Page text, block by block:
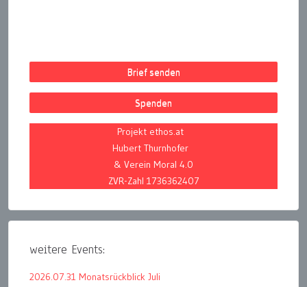
Brief senden
Spenden
Projekt ethos.at
Hubert Thurnhofer
& Verein Moral 4.0
ZVR-Zahl 1736362407
weitere Events:
2026.07.31 Monatsrückblick Juli